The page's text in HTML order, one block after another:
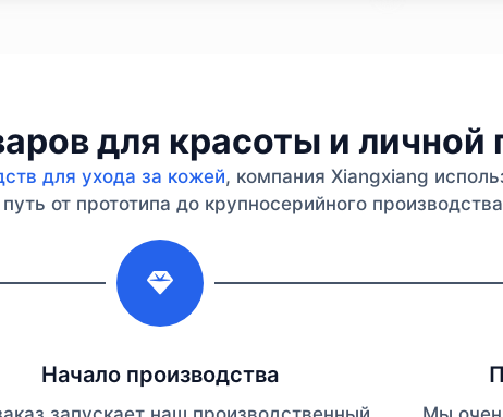
для красоты и личной
для ухода за кожей, компания Xiangxiang
от прототипа до крупносерийного
Начало производства